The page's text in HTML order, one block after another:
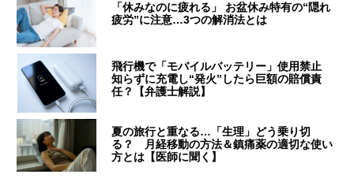
「休みなのに疲れる」 お盆休み特有の“隠れ
疲労”に注意…3つの解消法とは
飛行機で「モバイルバッテリー」使用禁止
知らずに充電し“発火”したら巨額の賠償責
任？【弁護士解説】
夏の旅行と重なる…「生理」どう乗り切
る？ 月経移動の方法＆鎮痛薬の適切な使い
方とは【医師に聞く】